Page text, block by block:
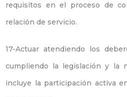
requisitos en el proceso de
relación de servicio.
17-Actuar atendiendo los
cumpliendo la legislación y la
incluye la participación activa